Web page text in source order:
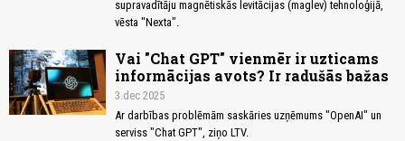
supravadītāju magnētiskās levitācijas (maglev) tehnoloģijā,
vēsta "Nexta".
Vai "Chat GPT" vienmēr ir uzticams
informācijas avots? Ir radušās bažas
3.dec 2025
Ar darbības problēmām saskāries uzņēmums "OpenAI" un
serviss "Chat GPT", ziņo LTV.